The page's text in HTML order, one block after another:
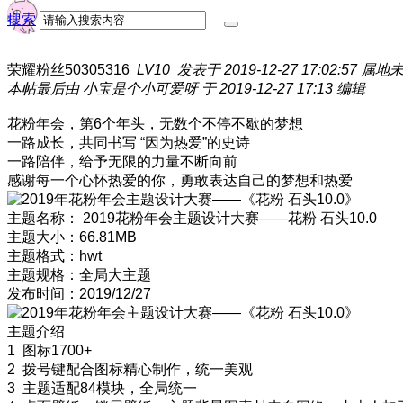
搜索
荣耀粉丝50305316 LV10 发表于 2019-12-27 17:02:57 属地
本帖最后由 小宝是个小可爱呀 于 2019-12-27 17:13 编辑
花粉年会，第6个年头，无数个不停不歇的梦想
一路成长，共同书写 “因为热爱”的史诗
一路陪伴，给予无限的力量不断向前
感谢每一个心怀热爱的你，勇敢表达自己的梦想和热爱
主题名称： 2019花粉年会主题设计大赛——花粉 石头10.0
主题大小：66.81MB
主题格式：hwt
主题规格：全局大主题
发布时间：2019/12/27
主题介绍
1 图标1700+
2 拨号键配合图标精心制作，统一美观
3 主题适配84模块，全局统一